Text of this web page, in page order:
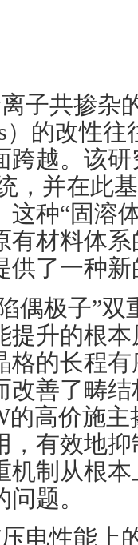
子共掺杂
）的改性往
跨越。该
，并在此
这种“固溶
有材料体
供了一种
偶极子”双
提升的根
格的长程
改善了畴
的高价施主
，有效地
机制从根
题。
电性能上